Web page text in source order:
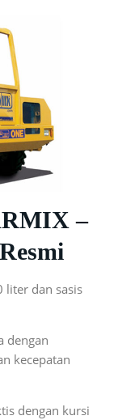
–
liter dan sasis
dengan
kecepatan
dengan kursi